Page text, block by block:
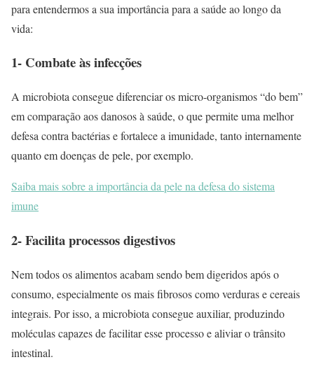
para entendermos a sua importância para a saúde ao longo da
vida:
1- Combate às infecções
A microbiota consegue diferenciar os micro-organismos “do bem”
em comparação aos danosos à saúde, o que permite uma melhor
defesa contra bactérias e fortalece a imunidade, tanto internamente
quanto em doenças de pele, por exemplo.
Saiba mais sobre a importância da pele na defesa do sistema
imune
2-Facilita processos digestivos
Nem todos os alimentos acabam sendo bem digeridos após o
consumo, especialmente os mais fibrosos como verduras e cereais
integrais. Por isso, a microbiota consegue auxiliar, produzindo
moléculas capazes de facilitar esse processo e aliviar o trânsito
intestinal.